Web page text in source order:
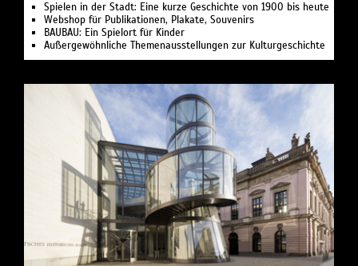
Spielen in der Stadt: Eine kurze Geschichte von 1900 bis heute
Webshop für Publikationen, Plakate, Souvenirs
BAUBAU: Ein Spielort für Kinder
Außergewöhnliche Themenausstellungen zur Kulturgeschichte